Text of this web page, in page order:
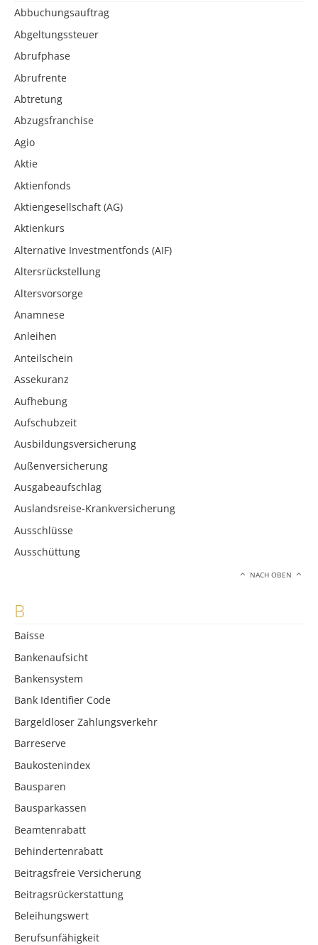
Abbuchungsauftrag
Abgeltungssteuer
Abrufphase
Abrufrente
Abtretung
Abzugsfranchise
Agio
Aktie
Aktienfonds
Aktiengesellschaft (AG)
Aktienkurs
Alternative Investmentfonds (AIF)
Altersrückstellung
Altersvorsorge
Anamnese
Anleihen
Anteilschein
Assekuranz
Aufhebung
Aufschubzeit
Ausbildungsversicherung
Außenversicherung
Ausgabeaufschlag
Auslandsreise-Krankversicherung
Ausschlüsse
Ausschüttung
NACH OBEN
B
Baisse
Bankenaufsicht
Bankensystem
Bank Identifier Code
Bargeldloser Zahlungsverkehr
Barreserve
Baukostenindex
Bausparen
Bausparkassen
Beamtenrabatt
Behindertenrabatt
Beitragsfreie Versicherung
Beitragsrückerstattung
Beleihungswert
Berufsunfähigkeit